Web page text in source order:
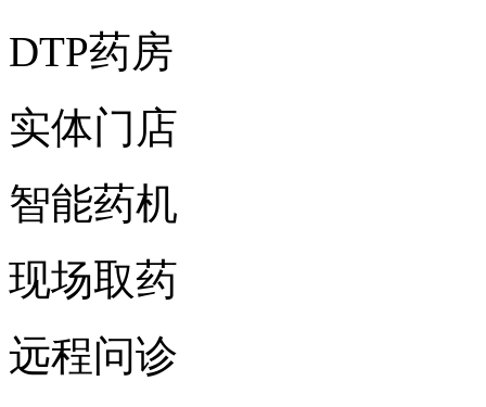
DTP药房
实体门店
智能药机
现场取药
远程问诊